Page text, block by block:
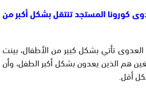
كورونا المستجد تنتقل بشكل أكبر من
العدوى تأتي بشكل كبير من الأطفال، بينت
هم الذين يعدون بشكل أكبر الطفل، وأن
أقل.